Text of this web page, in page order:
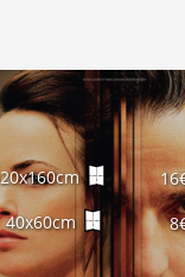
40x60cm